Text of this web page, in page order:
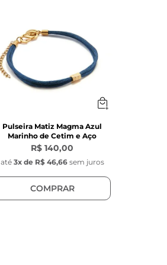
Pulseira Matiz Magma Azul
Marinho de Cetim e Aço
R$ 140,00
até 3x de R$ 46,66 sem juros
COMPRAR